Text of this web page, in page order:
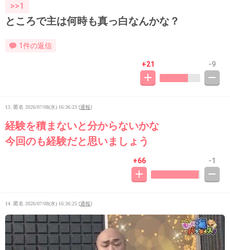
>>1
ところで主は何時も真っ白なんかな？
1件の返信
+21 -9
13. 匿名 2026/07/08(水) 16:36:23 [通報]
経験を積まないと分からないかな
今回のも経験だと思いましょう
+66 -1
14. 匿名 2026/07/08(水) 16:36:25 [通報]